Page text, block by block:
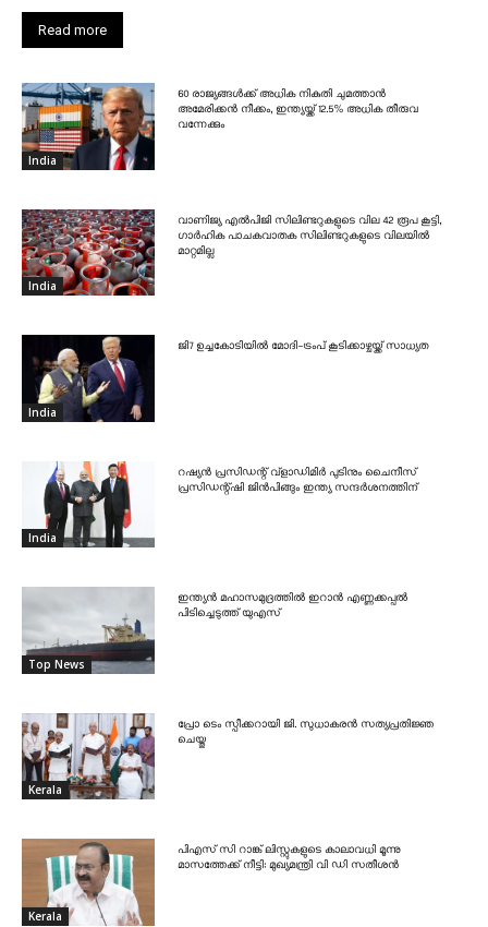
Read more
India
60 രാജ്യങ്ങൾക്ക് അധിക നികുതി ചുമത്താൻ
അമേരിക്കൻ നീക്കം, ഇന്ത്യയ്ക്ക് 12.5% അധിക തീരുവ
വന്നേക്കും
India
വാണിജ്യ എൽപിജി സിലിണ്ടറുകളുടെ വില 42 രൂപ കൂട്ടി,
ഗാർഹിക പാചകവാതക സിലിണ്ടറുകളുടെ വിലയിൽ
മാറ്റമില്ല
India
ജി7 ഉച്ചകോടിയിൽ മോദി-ട്രംപ് കൂടിക്കാഴ്ചയ്ക്ക് സാധ്യത
India
റഷ്യൻ പ്രസിഡന്റ് വ്‌ളാഡിമിർ പുടിനും ചൈനീസ്
പ്രസിഡന്റ്ഷി ജിൻപിങ്ങും ഇന്ത്യ സന്ദർശനത്തിന്
Top News
ഇന്ത്യൻ മഹാസമുദ്രത്തിൽ ഇറാൻ എണ്ണക്കപ്പൽ
പിടിച്ചെടുത്ത് യുഎസ്
Kerala
പ്രോ ടെം സ്പീക്കറായി ജി. സുധാകരൻ സത്യപ്രതിജ്ഞ
ചെയ്തു
Kerala
പിഎസ് സി റാങ്ക് ലിസ്റ്റുകളുടെ കാലാവധി മൂന്നു
മാസത്തേക്ക് നീട്ടി: മുഖ്യമന്ത്രി വി ഡി സതീശൻ